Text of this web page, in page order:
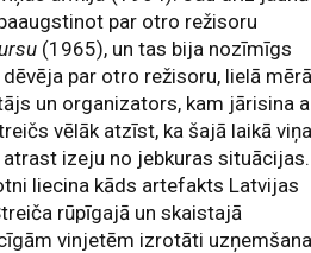
par otro režisoru
(1965), un tas bija nozīmīgs
par otro režisoru, lielā mērā
un organizators, kam jārisina
vēlāk atzīst, ka šajā laikā
izeju no jebkuras situācijas.
liecina kāds artefakts Latvijas
rūpīgajā un skaistajā
vinjetēm izrotāti